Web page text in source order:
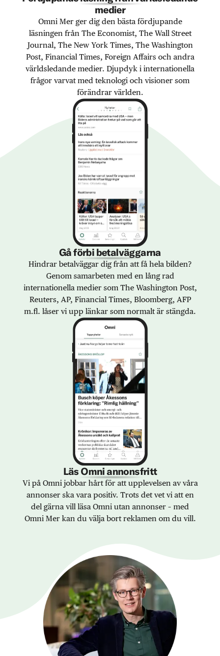
medier
Omni Mer ger dig den bästa fördjupande
läsningen från The Economist, The Wall Street
Journal, The New York Times, The Washington
Post, Financial Times, Foreign Affairs och andra
världsledande medier. Djupdyk i internationella
frågor varvat med teknologi och visioner som
förändrar världen.
Gå förbi betalväggarna
Hindrar betalväggar dig från att få hela bilden?
Genom samarbeten med en lång rad
internationella medier som The Washington Post,
Reuters, AP, Financial Times, Bloomberg, AFP
m.fl. låser vi upp länkar som normalt är stängda.
Läs Omni annonsfritt
Vi på Omni jobbar hårt för att upplevelsen av våra
annonser ska vara positiv. Trots det vet vi att en
del gärna vill läsa Omni utan annonser – med
Omni Mer kan du välja bort reklamen om du vill.